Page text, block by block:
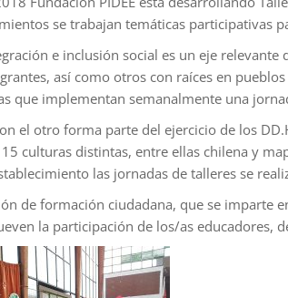
se trabajan temáticas participativas
e inclusión social es un eje
así como otros con raíces en
que implementan semanalmente una
el otro forma parte del ejercicio de los
culturas distintas, entre ellas chilena y
las jornadas de talleres se
de formación ciudadana, que se imparte
la participación de los/as educadores,